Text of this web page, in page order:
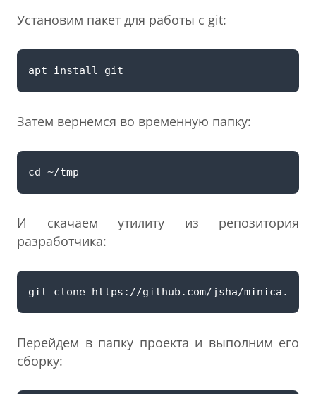
Установим пакет для работы с git:
Затем вернемся во временную папку:
И скачаем утилиту из репозитория
разработчика:
Перейдем в папку проекта и выполним его
сборку: